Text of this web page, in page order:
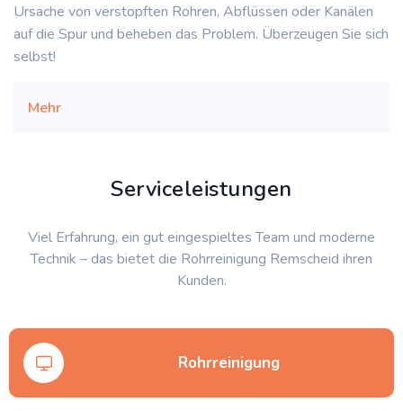
Ursache von verstopften Rohren, Abflüssen oder Kanälen
auf die Spur und beheben das Problem. Überzeugen Sie sich
selbst!
Mehr
Serviceleistungen
Viel Erfahrung, ein gut eingespieltes Team und moderne
Technik – das bietet die Rohrreinigung Remscheid ihren
Kunden.
Rohrreinigung